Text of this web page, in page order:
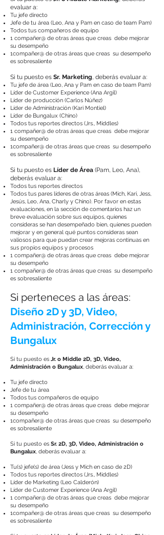
evaluar a:
Tu jefe directo
Jefe de tu área (Leo, Ana y Pam en caso de team Pam)
Todos tus compañeros de equipo
1 compañer@ de otras áreas que creas debe mejorar
su desempeño
1compañer@ de otras áreas que creas su desempeño
es sobresaliente
Si tu puesto es Sr. Marketing, deberás evaluar a:
Tu jefe de área (Leo, Ana y Pam en caso de team Pam)
Líder de Customer Experience (Ana Argil)
Líder de producción (Carlos Núñez)
Líder de Administración (Kari Montiel)
Líder de Bungalux (Chino)
Todos tus reportes directos (Jrs., Middles)
1 compañer@ de otras áreas que creas debe mejorar
su desempeño
1compañer@ de otras áreas que creas su desempeño
es sobresaliente
Si tu puesto es Líder de Área (Pam, Leo, Ana),
deberás evaluar a:
Todos tus reportes directos
Todos tus pares líderes de otras áreas (Mich, Kari, Jess,
Jesús, Leo, Ana, Charly y Chino). Por favor en estas
evaluaciones, en la sección de comentarios haz un
breve evaluación sobre sus equipos, quienes
consideras se han desempeñado bien, quienes pueden
mejorar y en general qué puntos consideras sean
valiosos para que puedan crear mejoras continuas en
sus propios equipos y procesos
1 compañer@ de otras áreas que creas debe mejorar
su desempeño
1 compañer@ de otras áreas que creas su desempeño
es sobresaliente
Si perteneces a las áreas:
Diseño 2D y 3D, Video,
Administración, Corrección y
Bungalux
Si tu puesto es Jr. o Middle 2D, 3D, Video,
Administración o Bungalux, deberás evaluar a:
Tu jefe directo
Jefe de tu área
Todos tus compañeros de equipo
1 compañer@ de otras áreas que creas debe mejorar
su desempeño
1compañer@ de otras áreas que creas su desempeño
es sobresaliente
Si tu puesto es Sr. 2D, 3D, Video, Administración o
Bungalux, deberás evaluar a:
Tu(s) jefe(s) de área (Jess y Mich en caso de 2D)
Todos tus reportes directos (Jrs., Middles)
Líder de Marketing (Leo Calderón)
Líder de Customer Experience (Ana Argil)
1 compañer@ de otras áreas que creas debe mejorar
su desempeño
1compañer@ de otras áreas que creas su desempeño
es sobresaliente